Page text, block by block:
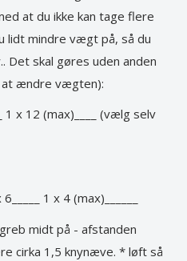
at du ikke kan tage flere
lidt mindre vægt på, så du
Det skal gøres uden anden
ændre vægten):
1 x 12 (max)____ (vælg selv
1 x 4 (max)______
midt på - afstanden
cirka 1,5 knynæve. * løft så